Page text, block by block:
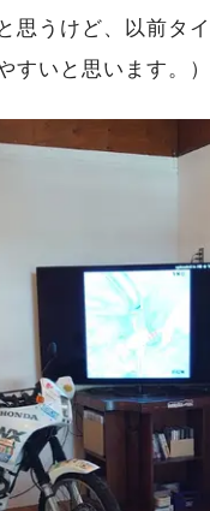
思うけど、以前タ
すいと思います。）